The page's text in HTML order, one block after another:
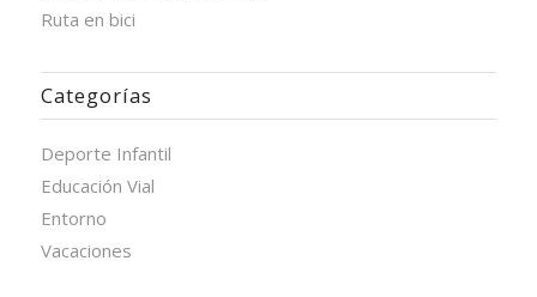
Ruta en bici
Categorías
Deporte Infantil
Educación Vial
Entorno
Vacaciones